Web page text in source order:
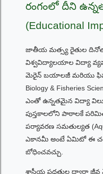
రంగంలో దీని
(Educational
జాతీయ మత్స్య రైతుల
విశ్వవిద్యాలయాల విద్యా
మెరైన్ బయాలజీ మరియు
Biology & Fisheries
ఎంతో ఉన్నతమైన విద్యా
పుస్తకాలలోని పాఠాలకే
పర్యావరణ సమతుల్యత
ఎకానమీ అంటే ఏమిటో ఈ
బోధించవచ్చు.
శాస్త్రీయ పద్ధతుల ద్వారా